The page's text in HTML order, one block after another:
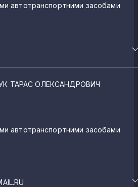
автотранспортними засобами
ТАРАС ОЛЕКСАНДРОВИЧ
автотранспортними засобами